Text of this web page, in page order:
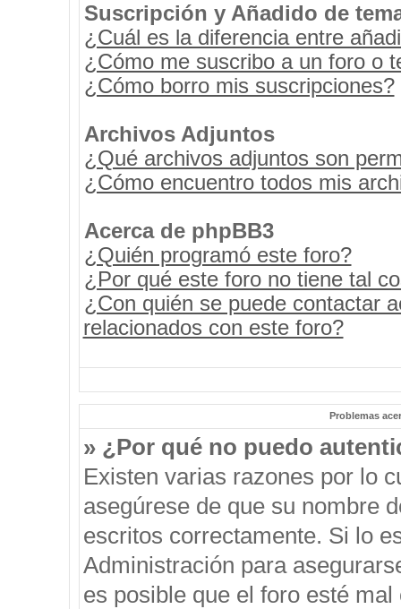
Suscripción y Añadido de
¿Cuál es la diferencia entre
¿Cómo me suscribo a un foro o
¿Cómo borro mis suscripciones?
Archivos Adjuntos
¿Qué archivos adjuntos son
¿Cómo encuentro todos mis
Acerca de phpBB3
¿Quién programó este foro?
¿Por qué este foro no tiene tal
¿Con quién se puede contactar
relacionados con este foro?
Problemas
» ¿Por qué no puedo
Existen varias razones por lo
asegúrese de que su nombre
escritos correctamente. Si lo
Administración para
es posible que el foro esté